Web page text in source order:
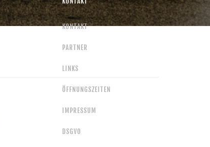
KONTAKT
PARTNER
LINKS
ÖFFNUNGSZEITEN
IMPRESSUM
DSGVO